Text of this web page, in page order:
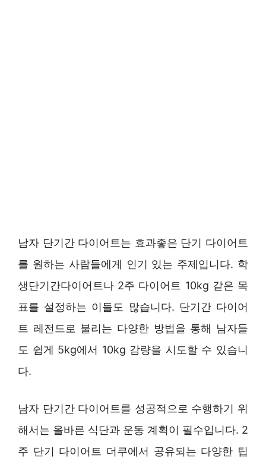
남자 단기간 다이어트는 효과좋은 단기 다이어트
를 원하는 사람들에게 인기 있는 주제입니다. 학
생단기간다이어트나 2주 다이어트 10kg 같은 목
표를 설정하는 이들도 많습니다. 단기간 다이어
트 레전드로 불리는 다양한 방법을 통해 남자들
도 쉽게 5kg에서 10kg 감량을 시도할 수 있습니
다.
남자 단기간 다이어트를 성공적으로 수행하기 위
해서는 올바른 식단과 운동 계획이 필수입니다. 2
주 단기 다이어트 더쿠에서 공유되는 다양한 팁